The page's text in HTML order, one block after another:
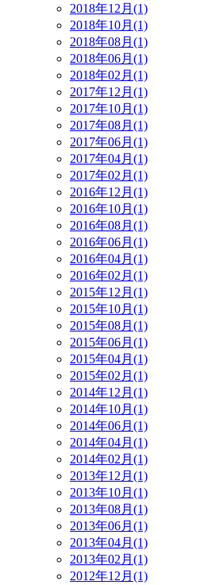
2018年12月(1)
2018年10月(1)
2018年08月(1)
2018年06月(1)
2018年02月(1)
2017年12月(1)
2017年10月(1)
2017年08月(1)
2017年06月(1)
2017年04月(1)
2017年02月(1)
2016年12月(1)
2016年10月(1)
2016年08月(1)
2016年06月(1)
2016年04月(1)
2016年02月(1)
2015年12月(1)
2015年10月(1)
2015年08月(1)
2015年06月(1)
2015年04月(1)
2015年02月(1)
2014年12月(1)
2014年10月(1)
2014年06月(1)
2014年04月(1)
2014年02月(1)
2013年12月(1)
2013年10月(1)
2013年08月(1)
2013年06月(1)
2013年04月(1)
2013年02月(1)
2012年12月(1)